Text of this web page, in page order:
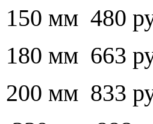
мм 480
мм 663
мм 833